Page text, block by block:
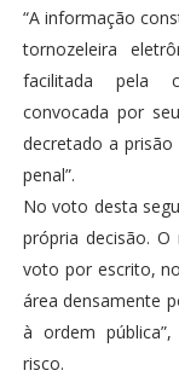
“A informação
tornozeleira
facilitada pela
convocada por
decretado a prisão
penal”.
No voto desta
própria decisão.
voto por escrito,
área densamente
à ordem
risco.